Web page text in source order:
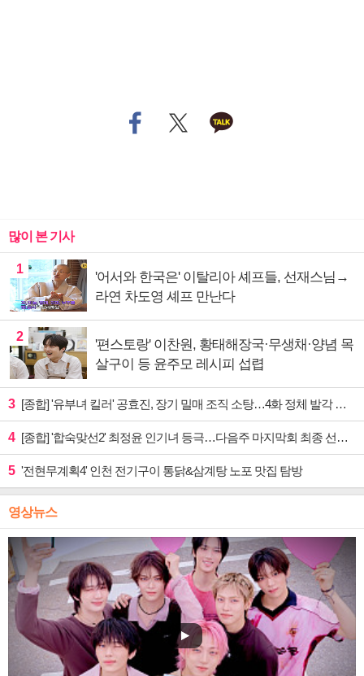
많이 본 기사
1
'어서와 한국은' 이탈리아 셰프들, 선재스님→
라연 차도영 셰프 만난다
2
'편스토랑' 이찬원, 황태해장국·무생채·양념 목
살구이 등 윤주모 레시피 섭렵
3 [종합] '유부녀 킬러' 공효진, 장기 밀매 조직 소탕…4화 정체 발각 위기 예고
4 [종합] '합숙맞선2' 최정윤 인기녀 등극…다음주 마지막회 최종 선택 예고
5 '전현무계획4' 인천 전기구이 통닭&삼계탕 노포 맛집 탐방
영상뉴스